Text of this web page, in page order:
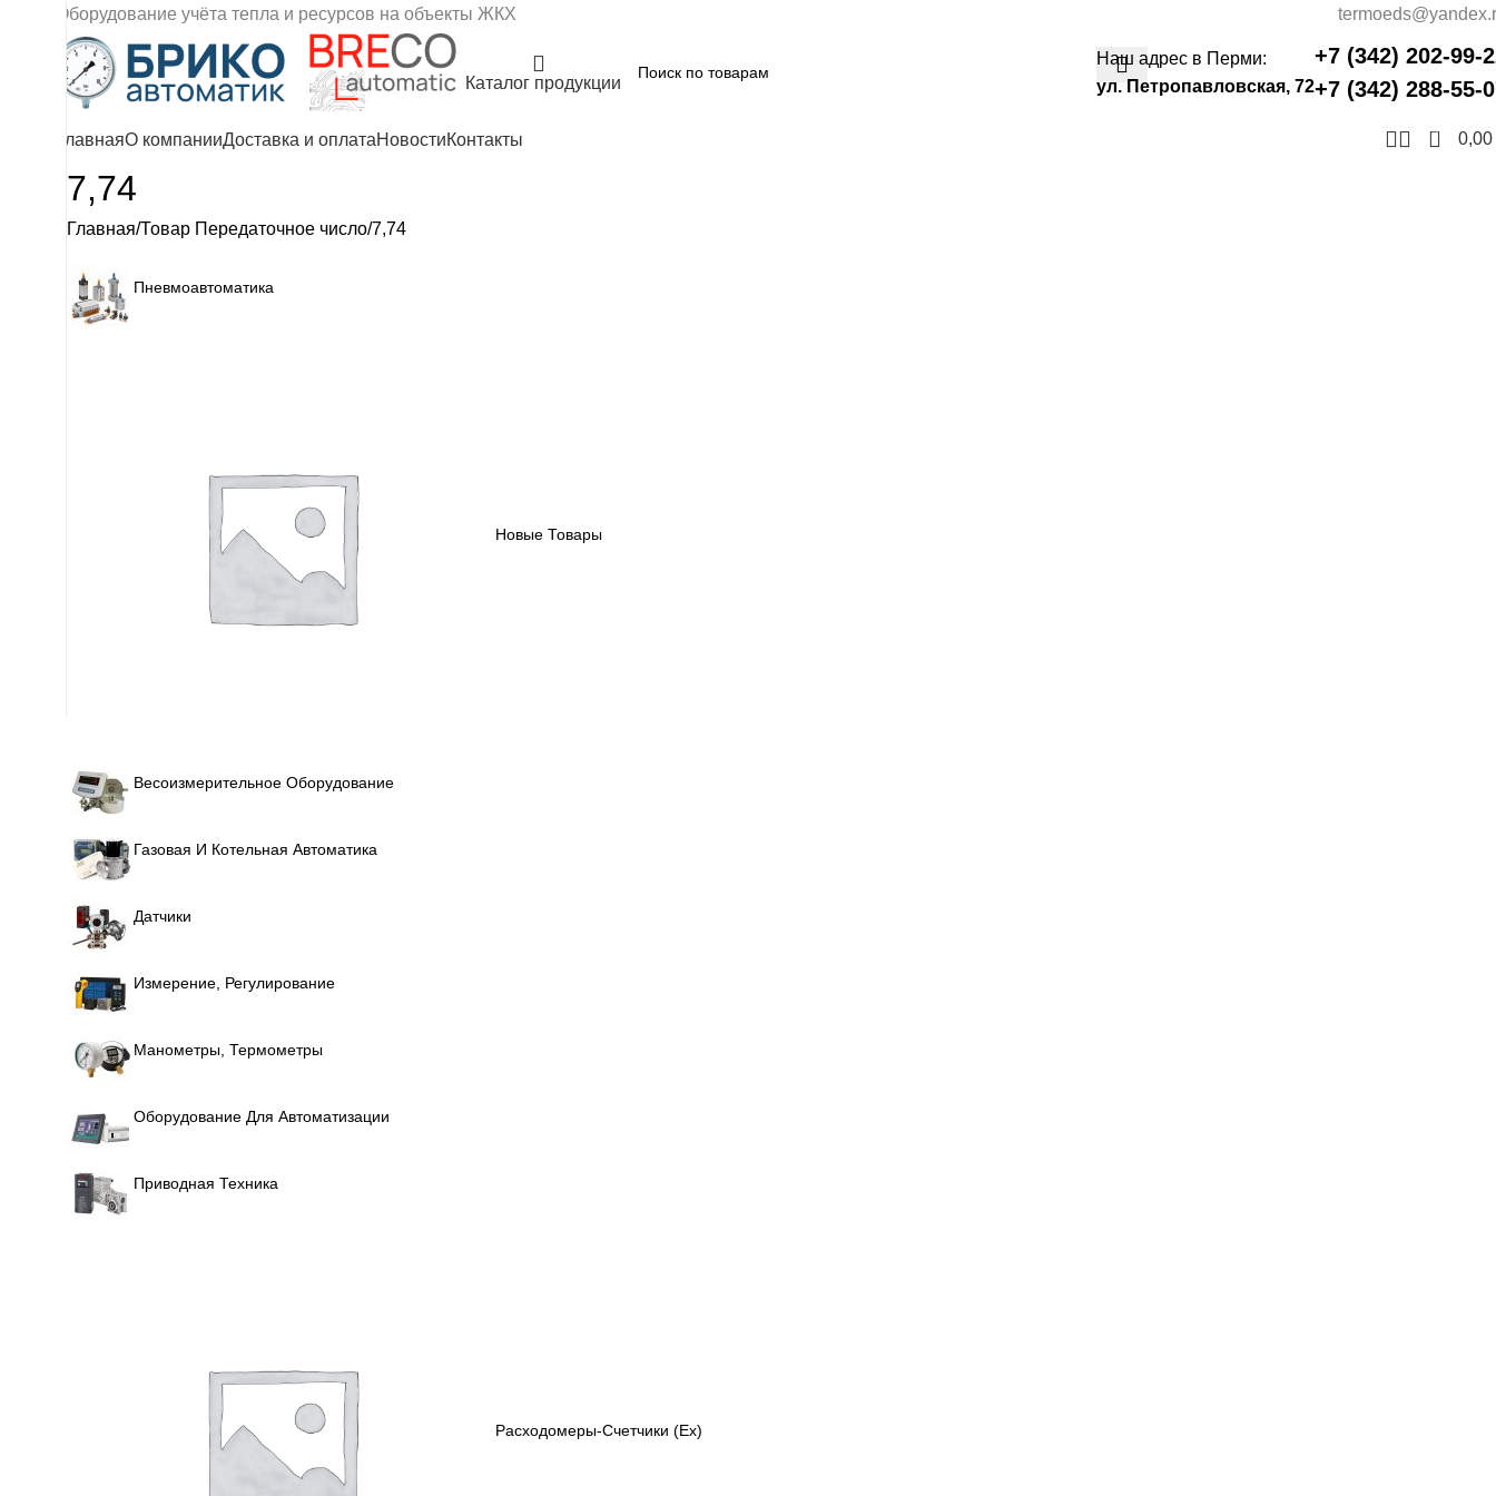
Оборудование учёта тепла и ресурсов на объекты ЖКХ
Каталог продукции
Наш адрес в Перми:
ул. Петропавловская, 72
+7 (342) 202-99-
+7 (342) 288-55-
ГлавнаяО компанииДоставка и оплатаНовостиКонтакты 0 0,00
7,74
Главная Товар Передаточное число 7,74
Пневмоавтоматика
Новые Товары
Весоизмерительное Оборудование
Газовая И Котельная Автоматика
Датчики
Измерение, Регулирование
Манометры, Термометры
Оборудование Для Автоматизации
Приводная Техника
Расходомеры-Счетчики (Ex)